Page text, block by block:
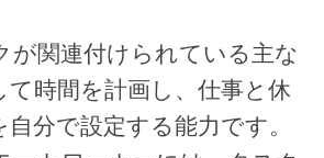
が関連付けられている主な
て時間を計画し、仕事と休
分で設定する能力です。